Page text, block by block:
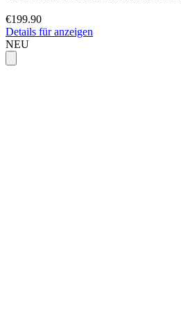
€199.90
Details für anzeigen
NEU